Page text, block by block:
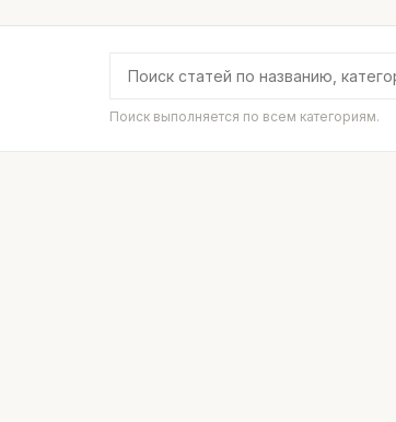
Поиск выполняется по всем категориям.